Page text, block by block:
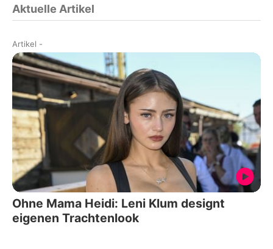
Aktuelle Artikel
Artikel -
Ohne Mama Heidi: Leni Klum designt
eigenen Trachtenlook